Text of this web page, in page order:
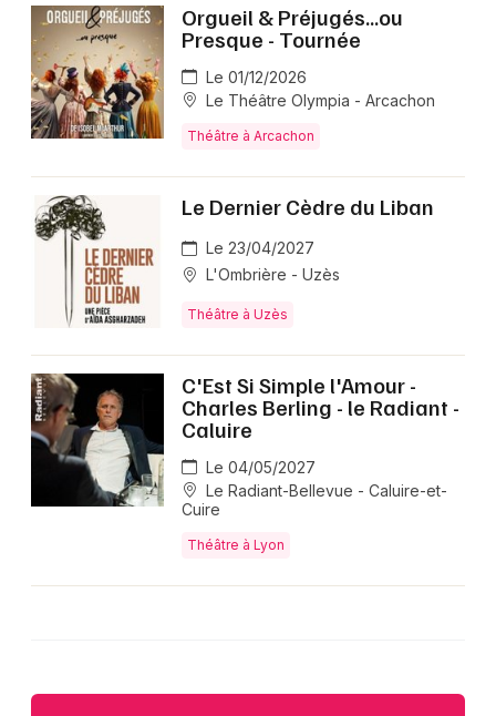
Orgueil & Préjugés...ou
Presque - Tournée
Le 01/12/2026
Le Théâtre Olympia - Arcachon
Théâtre à Arcachon
Le Dernier Cèdre du Liban
Le 23/04/2027
L'Ombrière - Uzès
Théâtre à Uzès
C'Est Si Simple l'Amour -
Charles Berling - le Radiant -
Caluire
Le 04/05/2027
Le Radiant-Bellevue - Caluire-et-
Cuire
Théâtre à Lyon